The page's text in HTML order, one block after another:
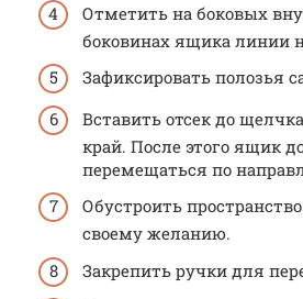
Отметить на боковых
боковинах ящика линии
Зафиксировать полозья
Вставить отсек до
край. После этого ящик
перемещаться по
Обустроить
своему желанию.
Закрепить ручки для